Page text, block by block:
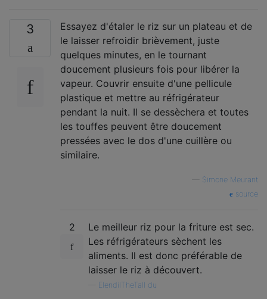
3
Essayez d'étaler le riz sur un plateau et de
le laisser refroidir brièvement, juste
quelques minutes, en le tournant
doucement plusieurs fois pour libérer la
vapeur. Couvrir ensuite d'une pellicule
plastique et mettre au réfrigérateur
pendant la nuit. Il se dessèchera et toutes
les touffes peuvent être doucement
pressées avec le dos d'une cuillère ou
similaire.
Simone Meurant
source
2
Le meilleur riz pour la friture est sec.
Les réfrigérateurs sèchent les
aliments. Il est donc préférable de
laisser le riz à découvert.
ElendilTheTall du